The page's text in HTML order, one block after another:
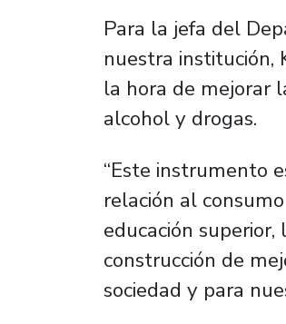
Para la jefa del
nuestra institución,
la hora de mejorar
alcohol y drogas.
“Este instrumento
relación al
educación
construcción de
sociedad y para